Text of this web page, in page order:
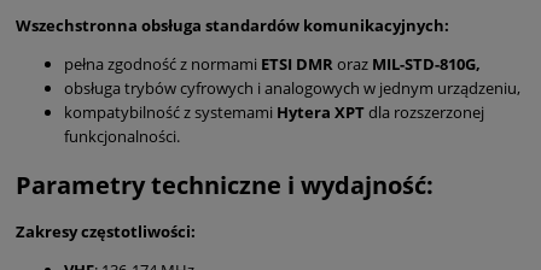
Wszechstronna obsługa standardów komunikacyjnych:
pełna zgodność z normami ETSI DMRoraz MIL-STD-810G,
obsługa trybów cyfrowych i analogowych w jednym urządzeniu,
kompatybilność z systemami Hytera XPTdla rozszerzonej
funkcjonalności.
Parametry techniczne i wydajność:
Zakresy częstotliwości: